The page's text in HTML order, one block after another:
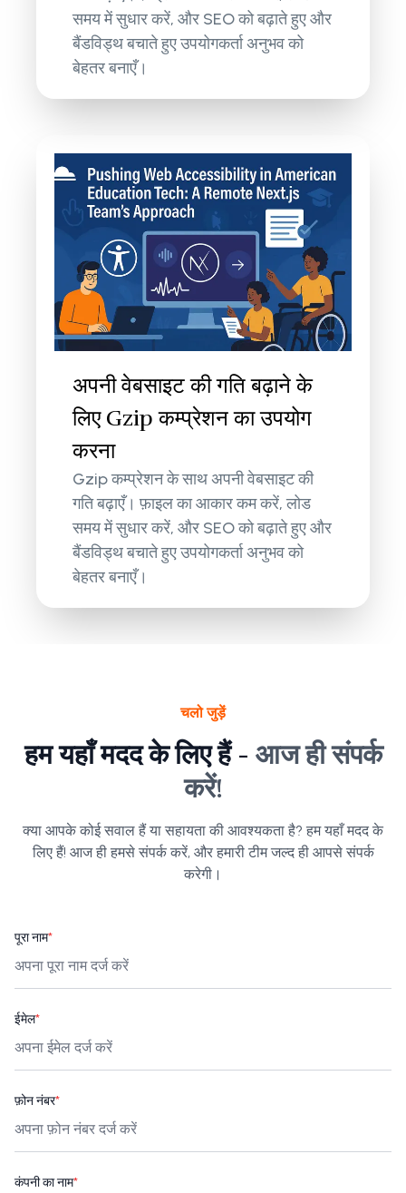
समय में सुधार करें, और SEO को बढ़ाते हुए और
बैंडविड्थ बचाते हुए उपयोगकर्ता अनुभव को
बेहतर बनाएँ।
अपनी वेबसाइट की गति बढ़ाने के
लिए Gzip कम्प्रेशन का उपयोग
करना
Gzip कम्प्रेशन के साथ अपनी वेबसाइट की
गति बढ़ाएँ। फ़ाइल का आकार कम करें, लोड
समय में सुधार करें, और SEO को बढ़ाते हुए और
बैंडविड्थ बचाते हुए उपयोगकर्ता अनुभव को
बेहतर बनाएँ।
चलो जुड़ें
हम यहाँ मदद के लिए हैं - आज ही संपर्क
करें!
क्या आपके कोई सवाल हैं या सहायता की आवश्यकता है? हम यहाँ मदद के
लिए हैं! आज ही हमसे संपर्क करें, और हमारी टीम जल्द ही आपसे संपर्क
करेगी।
पूरा नाम*
ईमेल*
फ़ोन नंबर*
कंपनी का नाम*